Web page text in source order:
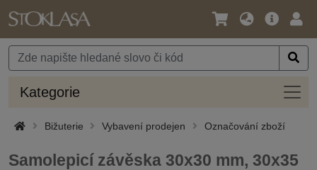
Jazyk
Měna
Hlavní
Kategorie
Bižuterie Vybavení prodejen Označování zboží
Samolepicí závěska 30x30 mm, 30x35